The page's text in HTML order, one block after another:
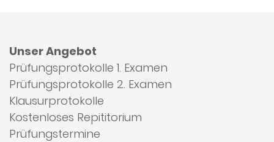
Unser Angebot
Prüfungsprotokolle 1. Examen
Prüfungsprotokolle 2. Examen
Klausurprotokolle
Kostenloses Repititorium
Prüfungstermine